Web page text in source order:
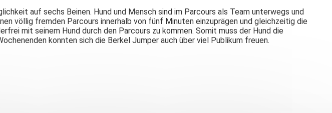
auf sechs Beinen. Hund und Mensch sind im Parcours als Team unterwegs und
völlig fremden Parcours innerhalb von fünf Minuten einzuprägen und gleichzeitig die
mit seinem Hund durch den Parcours zu kommen. Somit muss der Hund die
konnten sich die Berkel Jumper auch über viel Publikum freuen.